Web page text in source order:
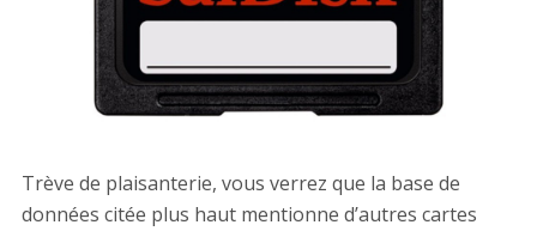
Trève de plaisanterie, vous verrez que la base de
données citée plus haut mentionne d’autres cartes